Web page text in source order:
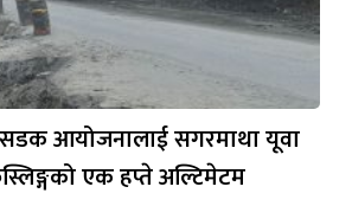
आयोजनालाई सगरमाथा यूवा
एक हप्ते अल्टिमेटम